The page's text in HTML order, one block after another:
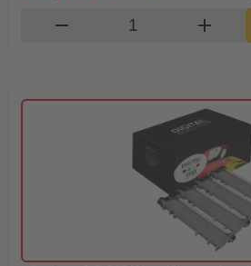
remove Produkt add